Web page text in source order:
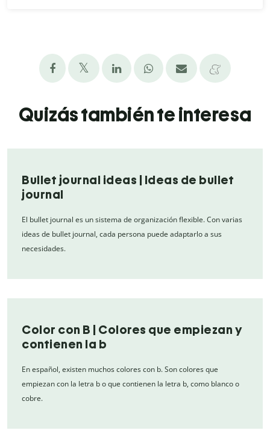
Quizás también te interesa
Bullet journal ideas | Ideas de bullet
journal
El bullet journal es un sistema de organización flexible. Con varias
ideas de bullet journal, cada persona puede adaptarlo a sus
necesidades.
Color con B | Colores que empiezan y
contienen la b
En español, existen muchos colores con b. Son colores que
empiezan con la letra b o que contienen la letra b, como blanco o
cobre.